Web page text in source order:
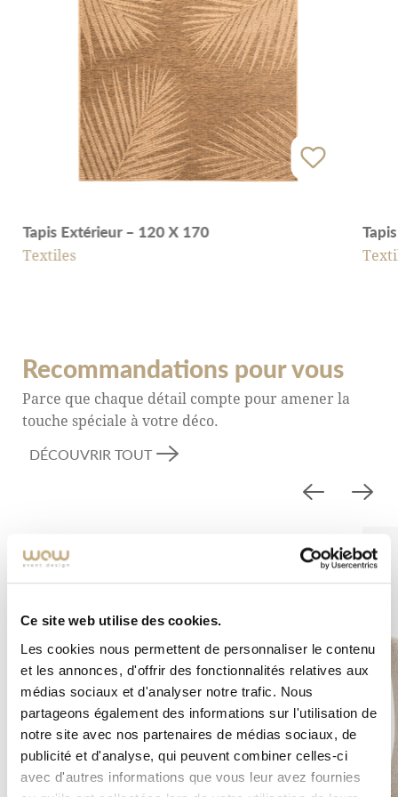
Ce site web utilise des cookies.
Les cookies nous permettent de personnaliser le contenu
et les annonces, d'offrir des fonctionnalités relatives aux
médias sociaux et d'analyser notre trafic. Nous
partageons également des informations sur l'utilisation de
notre site avec nos partenaires de médias sociaux, de
publicité et d'analyse, qui peuvent combiner celles-ci
avec d'autres informations que vous leur avez fournies
Tapis Extérieur – 120 X 170
Textiles
Recommandations pour vous
Parce que chaque détail compte pour amener la
touche spéciale à votre déco.
DÉCOUVRIR TOUT